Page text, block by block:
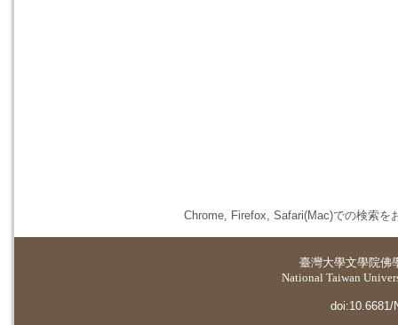
Chrome, Firefox, Safari(Mac)での検索を
臺灣大學文學院佛
National Taiwan
doi:10.6681/